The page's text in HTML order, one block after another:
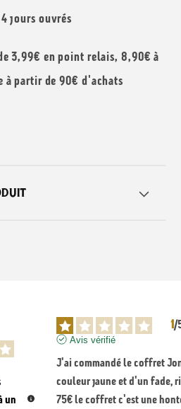
jours ouvrés
3,99€ en point relais, 8,90€ à
partir de 90€ d'achats
un
1/
Avis vérifié
J'ai commandé le coffret
couleur jaune et d'un fade,
75€ le coffret c'est une